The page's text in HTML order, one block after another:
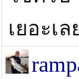
เยอะเ